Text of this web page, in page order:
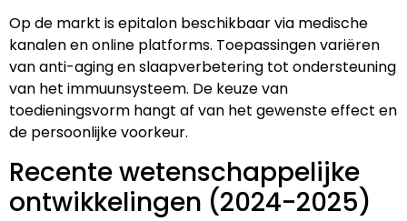
Op de markt is epitalon beschikbaar via medische
kanalen en online platforms. Toepassingen variëren
van anti-aging en slaapverbetering tot ondersteuning
van het immuunsysteem. De keuze van
toedieningsvorm hangt af van het gewenste effect en
de persoonlijke voorkeur.
Recente wetenschappelijke
ontwikkelingen (2024-2025)